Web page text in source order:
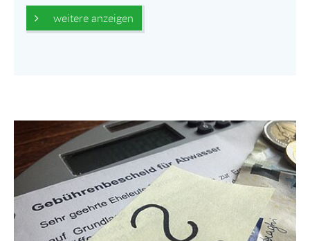
weitere anzeigen